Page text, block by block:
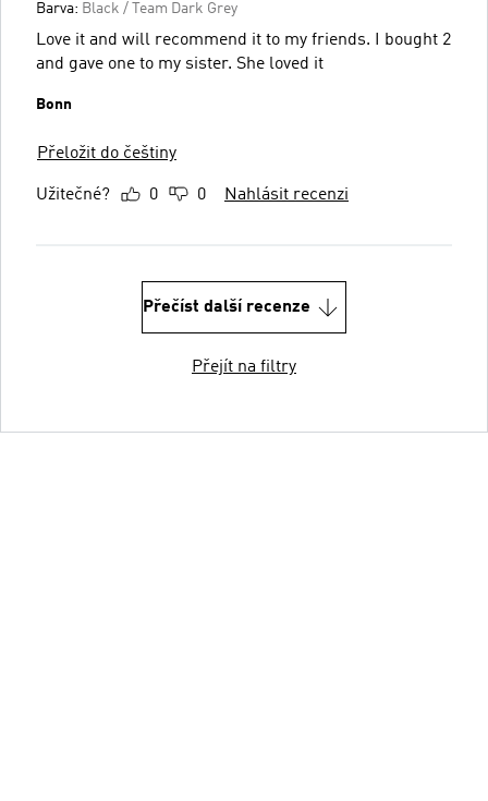
Barva: Black / Team Dark Grey
Love it and will recommend it to my friends. I bought 2
and gave one to my sister. She loved it
Bonn
Přeložit do češtiny
Užitečné? 0 0 Nahlásit recenzi
Přečíst další recenze
Přejít na filtry